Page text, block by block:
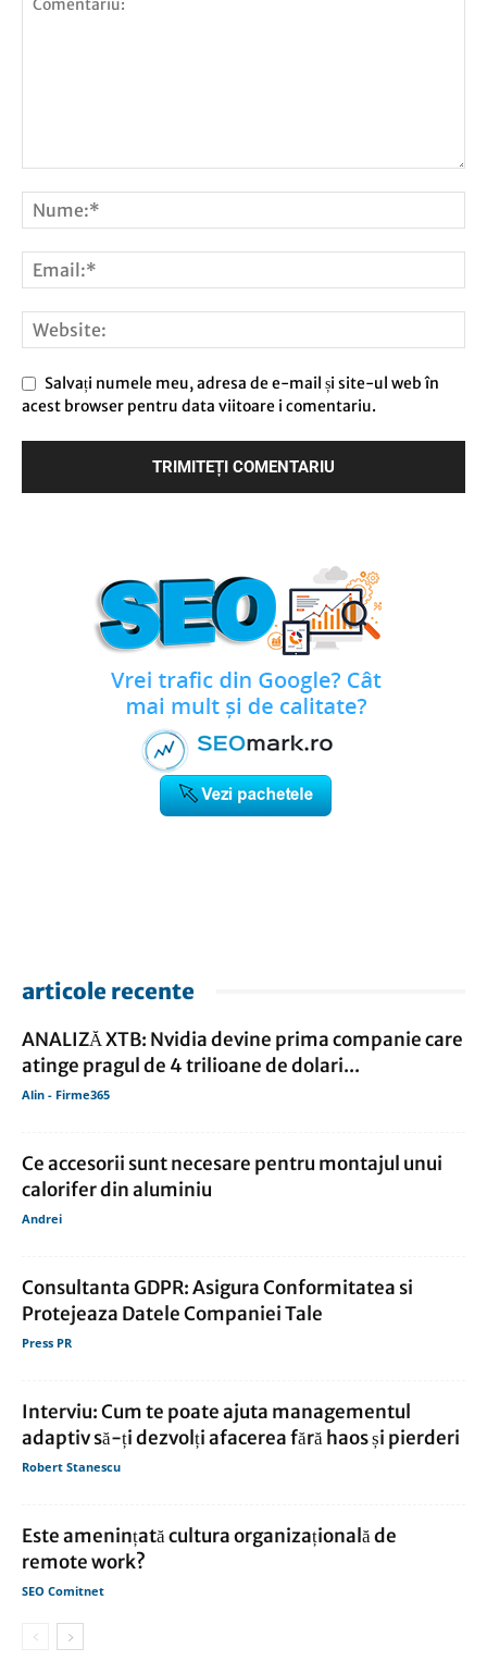
Salvați numele meu, adresa de e-mail și site-ul web în
acest browser pentru data viitoare i comentariu.
articole recente
ANALIZĂ XTB: Nvidia devine prima companie care
atinge pragul de 4 trilioane de dolari...
Alin - Firme365
Ce accesorii sunt necesare pentru montajul unui
calorifer din aluminiu
Andrei
Consultanta GDPR: Asigura Conformitatea si
Protejeaza Datele Companiei Tale
Press PR
Interviu: Cum te poate ajuta managementul
adaptiv să-ți dezvolți afacerea fără haos și pierderi
Robert Stanescu
Este amenințată cultura organizațională de
remote work?
SEO Comitnet